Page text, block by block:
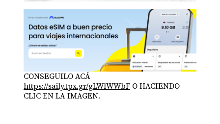
CONSEGUILO ACÁ
https://saily.tpx.gr/gLWlWWbF O HACIENDO
CLIC EN LA IMAGEN.